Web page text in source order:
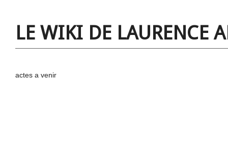
LE WIKI DE LAURENCE
actes a venir